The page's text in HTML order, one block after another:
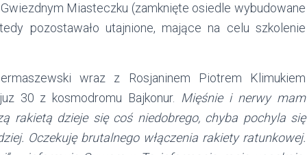
Miasteczku (zamknięte osiedle wybudowane
pozostawało utajnione, mające na celu szkolenie
wraz z Rosjaninem Piotrem Klimukiem
30 z kosmodromu Bajkonur. Mięśnie i nerwy mam
rakietą dzieje się coś niedobrego, chyba pochyla się
Oczekuję brutalnego włączenia rakiety ratunkowej.